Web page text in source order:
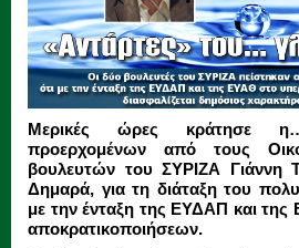
Μερικές ώρες κράτησε
προερχομένων από τους
βουλευτών του ΣΥΡΙΖΑ Γιάννη
Δημαρά, για τη διάταξη του
με την ένταξη της ΕΥΔΑΠ και
αποκρατικοποιήσεων.